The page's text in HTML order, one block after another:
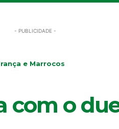
- PUBLICIDADE -
e Marrocos
com o